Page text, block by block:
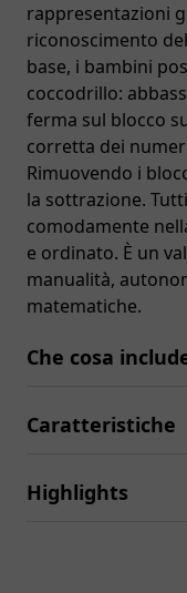
rappresentazioni
riconoscimento
base, i bambini
coccodrillo:
ferma sul blocco
corretta dei
Rimuovendo i
la sottrazione.
comodamente
e ordinato. È un
manualità,
matematiche.
Che cosa
Caratteristiche
Highlights